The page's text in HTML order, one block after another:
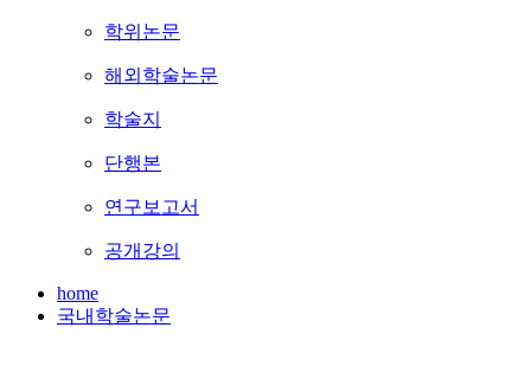
학위논문
해외학술논문
학술지
단행본
연구보고서
공개강의
home
국내학술논문